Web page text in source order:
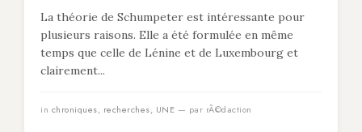
La théorie de Schumpeter est intéressante pour
plusieurs raisons. Elle a été formulée en même
temps que celle de Lénine et de Luxembourg et
clairement...
in chroniques, recherches, UNE — par rÃ©daction